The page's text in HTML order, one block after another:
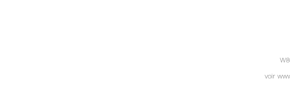
voir